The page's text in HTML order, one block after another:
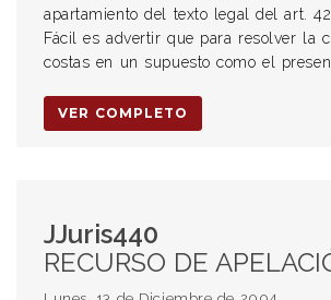
apartamiento del texto legal del art. 42
Fácil es advertir que para resolver la
costas en un supuesto como el
VER COMPLETO
JJuris440
RECURSO DE APELACIÓN. Cuestiones procedimentales. RECURSO DE NULIDAD. Procedencia sólo contra